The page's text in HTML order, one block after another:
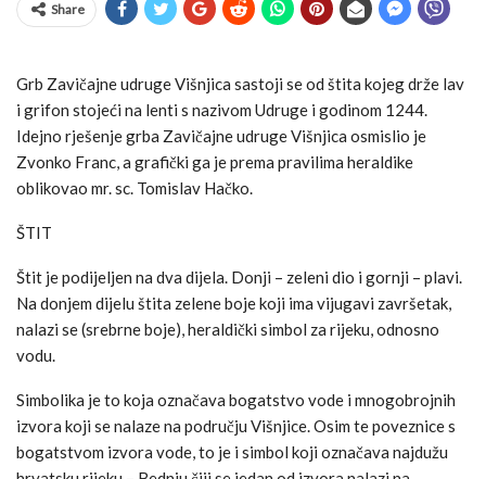
Share
Grb Zavičajne udruge Višnjica sastoji se od štita kojeg drže lav
i grifon stojeći na lenti s nazivom Udruge i godinom 1244.
Idejno rješenje grba Zavičajne udruge Višnjica osmislio je
Zvonko Franc, a grafički ga je prema pravilima heraldike
oblikovao mr. sc. Tomislav Hačko.
ŠTIT
Štit je podijeljen na dva dijela. Donji – zeleni dio i gornji – plavi.
Na donjem dijelu štita zelene boje koji ima vijugavi završetak,
nalazi se (srebrne boje), heraldički simbol za rijeku, odnosno
vodu.
Simbolika je to koja označava bogatstvo vode i mnogobrojnih
izvora koji se nalaze na području Višnjice. Osim te poveznice s
bogatstvom izvora vode, to je i simbol koji označava najdužu